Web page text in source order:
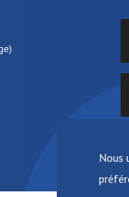
Nous